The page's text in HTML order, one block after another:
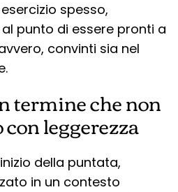
spesso,
punto di essere pronti a
convinti sia nel
termine che non
leggerezza
della puntata,
in un contesto